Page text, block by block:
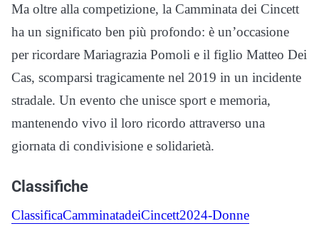
Ma oltre alla competizione, la Camminata dei Cincett
ha un significato ben più profondo: è un’occasione
per ricordare Mariagrazia Pomoli e il figlio Matteo Dei
Cas, scomparsi tragicamente nel 2019 in un incidente
stradale. Un evento che unisce sport e memoria,
mantenendo vivo il loro ricordo attraverso una
giornata di condivisione e solidarietà.
Classifiche
ClassificaCamminatadeiCincett2024-Donne